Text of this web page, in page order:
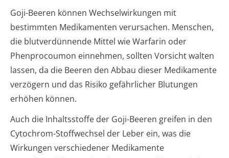
Goji-Beeren können Wechselwirkungen mit
bestimmten Medikamenten verursachen. Menschen,
die blutverdünnende Mittel wie Warfarin oder
Phenprocoumon einnehmen, sollten Vorsicht walten
lassen, da die Beeren den Abbau dieser Medikamente
verzögern und das Risiko gefährlicher Blutungen
erhöhen können.
Auch die Inhaltsstoffe der Goji-Beeren greifen in den
Cytochrom-Stoffwechsel der Leber ein, was die
Wirkungen verschiedener Medikamente